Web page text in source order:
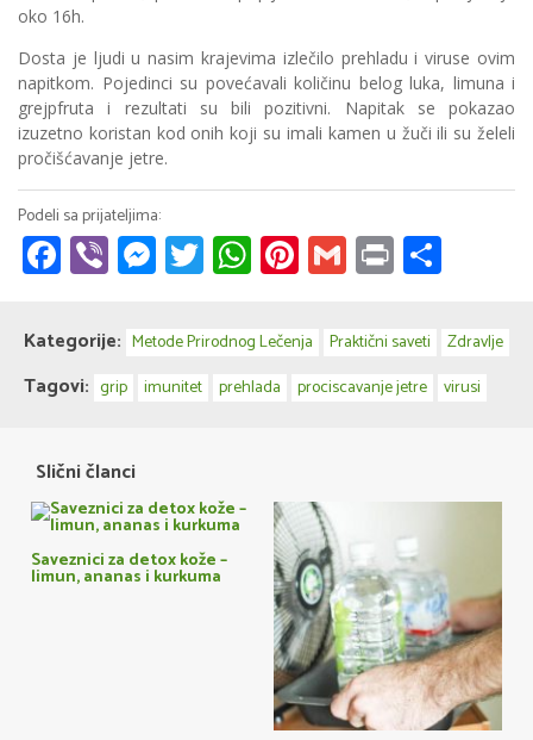
oko 16h.
Dosta je ljudi u nasim krajevima izlečilo prehladu i viruse ovim
napitkom. Pojedinci su povećavali količinu belog luka, limuna i
grejpfruta i rezultati su bili pozitivni. Napitak se pokazao
izuzetno koristan kod onih koji su imali kamen u žuči ili su želeli
pročišćavanje jetre.
Facebook
ViberMessenger
Twitter
WhatsApp
Pinterest
Gmail
Print
Kategorije: Metode Prirodnog Lečenja Praktični saveti Zdravlje
Tagovi: grip imunitet prehlada prociscavanje jetre virusi
Slični članci
Saveznici za detox kože –
limun, ananas i kurkuma